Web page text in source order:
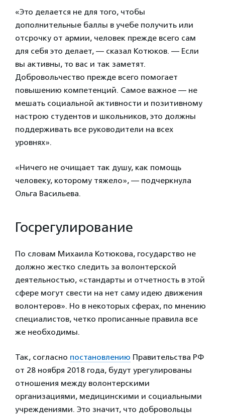
«Это делается не для того, чтобы
дополнительные баллы в учебе получить или
отсрочку от армии, человек прежде всего сам
для себя это делает, — сказал Котюков. — Если
вы активны, то вас и так заметят.
Добровольчество прежде всего помогает
повышению компетенций. Самое важное — не
мешать социальной активности и позитивному
настрою студентов и школьников, это должны
поддерживать все руководители на всех
уровнях».
«Ничего не очищает так душу, как помощь
человеку, которому тяжело», — подчеркнула
Ольга Васильева.
Госрегулирование
По словам Михаила Котюкова, государство не
должно жестко следить за волонтерской
деятельностью, «стандарты и отчетность в этой
сфере могут свести на нет саму идею движения
волонтеров». Но в некоторых сферах, по мнению
специалистов, четко прописанные правила все
же необходимы.
Так, согласно постановлению Правительства РФ
от 28 ноября 2018 года, будут урегулированы
отношения между волонтерскими
организациями, медицинскими и социальными
учреждениями. Это значит, что добровольцы